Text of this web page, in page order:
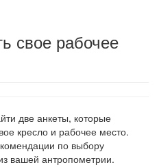
свое рабочее
две анкеты, которые
кресло и рабочее место.
по выбору
вашей антропометрии.